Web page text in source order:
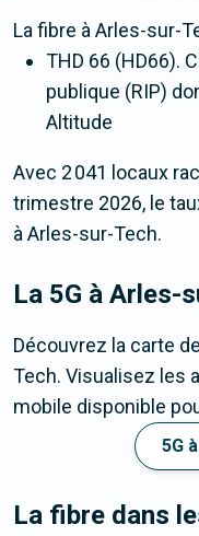
La fibre à Arles-sur-
THD 66 (HD66).
publique (RIP)
Altitude
Avec 2 041 locaux
trimestre 2026, le
à Arles-sur-Tech.
La 5G à Arles-
Découvrez la carte
Tech. Visualisez les
mobile disponible
5G
La fibre dans